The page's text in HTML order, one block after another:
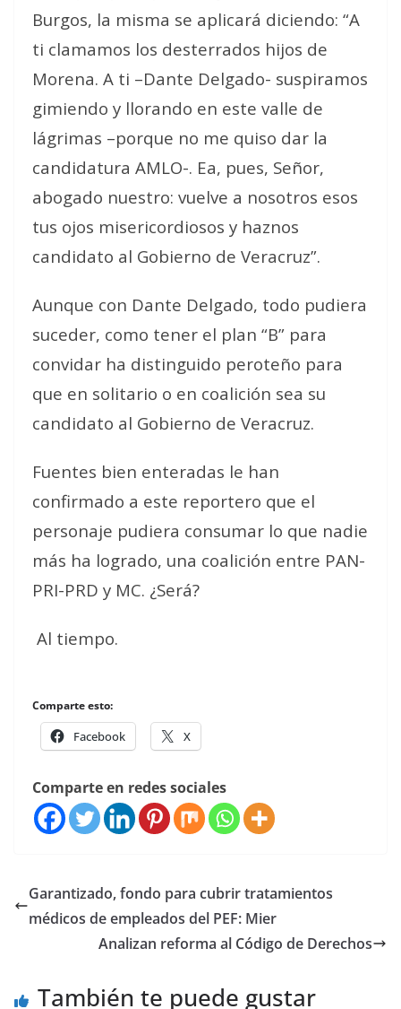
Burgos, la misma se aplicará diciendo: “A
ti clamamos los desterrados hijos de
Morena. A ti –Dante Delgado- suspiramos
gimiendo y llorando en este valle de
lágrimas –porque no me quiso dar la
candidatura AMLO-. Ea, pues, Señor,
abogado nuestro: vuelve a nosotros esos
tus ojos misericordiosos y haznos
candidato al Gobierno de Veracruz”.
Aunque con Dante Delgado, todo pudiera
suceder, como tener el plan “B” para
convidar ha distinguido peroteño para
que en solitario o en coalición sea su
candidato al Gobierno de Veracruz.
Fuentes bien enteradas le han
confirmado a este reportero que el
personaje pudiera consumar lo que nadie
más ha logrado, una coalición entre PAN-
PRI-PRD y MC. ¿Será?
Al tiempo.
Comparte esto:
Facebook X
Comparte en redes sociales
Garantizado, fondo para cubrir tratamientos
médicos de empleados del PEF: Mier
Analizan reforma al Código de Derechos
También te puede gustar